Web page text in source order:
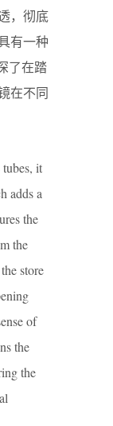
，彻底
有一种
了在踏
在不同
it
adds a
the
the
store
of
the
the